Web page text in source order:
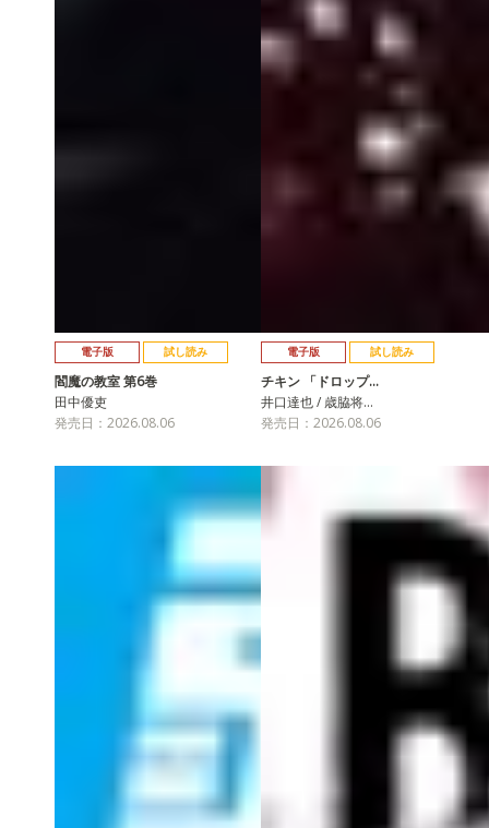
電子版 試し読み
閻魔の教室 第6巻
田中優吏
発売日：2026.08.06
電子版 試し読み
チキン 「ドロップ…
井口達也 / 歳脇将…
発売日：2026.08.06